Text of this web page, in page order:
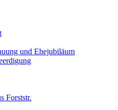
und Ehejubiläum
Forststr.